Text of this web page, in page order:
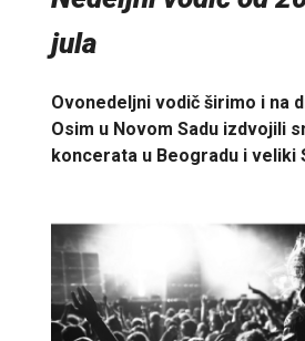
jula
Ovonedeljni vodič širimo i na
Osim u Novom Sadu izdvojili
koncerata u Beogradu i veliki